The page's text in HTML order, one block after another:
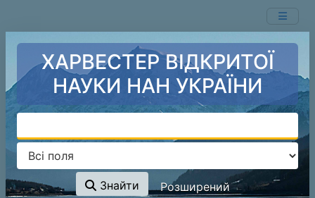
ХАРВЕСТЕР ВІДКРИТОЇ
НАУКИ НАН УКРАЇНИ
Знайти Розширений